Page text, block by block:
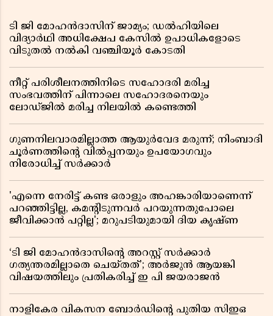
ടി ജി മോഹൻദാസിന് ജാമ്യം; ഡൽഹിയിലെ
വിദ്യാർഥി അധിക്ഷേപ കേസിൽ ഉപാധികളോടെ
വിടുതൽ നൽകി വഞ്ചിയൂർ കോടതി
നീറ്റ് പരിശീലനത്തിനിടെ സഹോദരി മരിച്ച
സംഭവത്തിന് പിന്നാലെ സഹോദരനെയും
ലോഡ്ജിൽ മരിച്ച നിലയിൽ കണ്ടെത്തി
ഗുണനിലവാരമില്ലാത്ത ആയുർവേദ മരുന്ന്; നിംബാദി
ചൂർണത്തിൻ്റെ വിൽപ്പനയും ഉപയോഗവും
നിരോധിച്ച് സർക്കാർ
'എന്നെ നേരിട്ട് കണ്ട ഒരാളും അഹങ്കാരിയാണെന്ന്
പറഞ്ഞിട്ടില്ല, കമൻ്റിടുന്നവർ പറയുന്നതുപോലെ
ജീവിക്കാൻ പറ്റില്ല'; മറുപടിയുമായി ദിയ കൃഷ്ണ
‘ടി ജി മോഹൻദാസിൻ്റെ അറസ്റ്റ് സർക്കാർ
ഗത്യന്തരമില്ലാതെ ചെയ്തത്’; അർജുൻ ആയങ്കി
വിഷയത്തിലും പ്രതികരിച്ച് ഇ പി ജയരാജൻ
നാളികേര വികസന ബോർഡിൻ്റെ പുതിയ സിഇഒ